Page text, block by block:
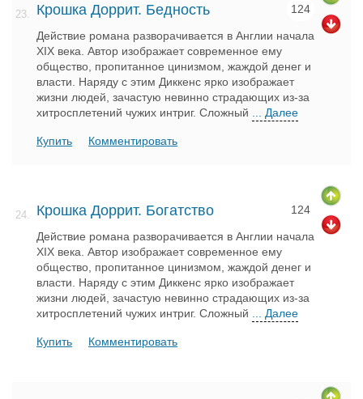
23. Крошка Доррит. Бедность 124
Действие романа разворачивается в Англии начала
XIX века. Автор изображает современное ему
общество, пропитанное цинизмом, жаждой денег и
власти. Наряду с этим Диккенс ярко изображает
жизни людей, зачастую невинно страдающих из-за
хитросплетений чужих интриг. Сложный
... Далее
Купить Комментировать
24. Крошка Доррит. Богатство 124
Действие романа разворачивается в Англии начала
XIX века. Автор изображает современное ему
общество, пропитанное цинизмом, жаждой денег и
власти. Наряду с этим Диккенс ярко изображает
жизни людей, зачастую невинно страдающих из-за
хитросплетений чужих интриг. Сложный
... Далее
Купить Комментировать